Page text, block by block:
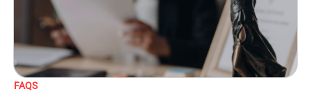
FAQS